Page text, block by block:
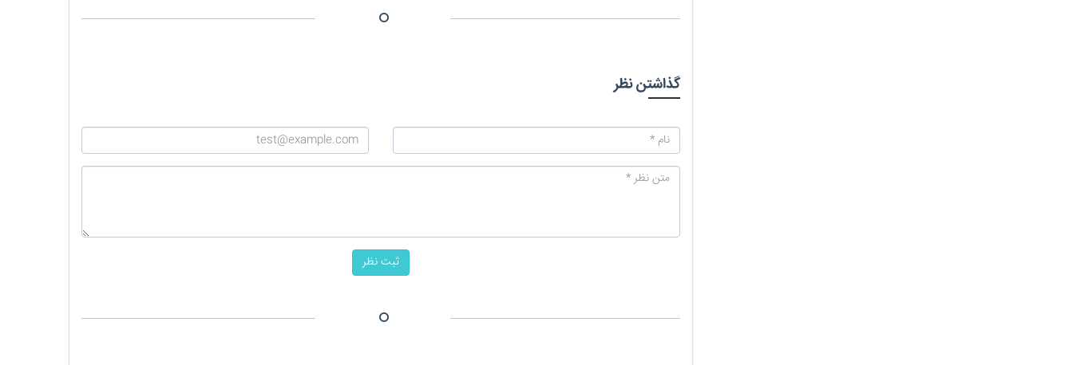
گذاشتن نظر
ثبت نظر